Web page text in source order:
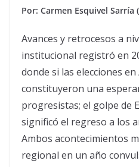
Por: Carmen Esquivel Sarría
Avances y retrocesos a
institucional registró en
donde si las elecciones
constituyeron una
progresistas; el golpe de
significó el regreso a los
Ambos acontecimientos
regional en un año